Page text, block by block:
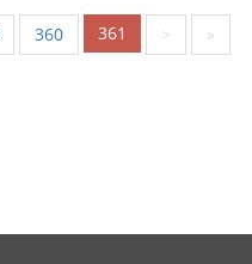
360 361 > »